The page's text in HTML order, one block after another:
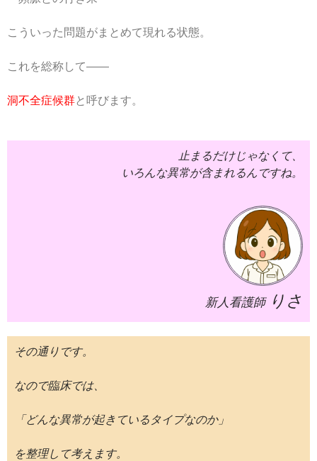
こういった問題がまとめて現れる状態。
これを総称して――
洞不全症候群と呼びます。
止まるだけじゃなくて、
いろんな異常が含まれるんですね。
新人看護師 りさ
その通りです。
なので臨床では、
「どんな異常が起きているタイプなのか」
を整理して考えます。